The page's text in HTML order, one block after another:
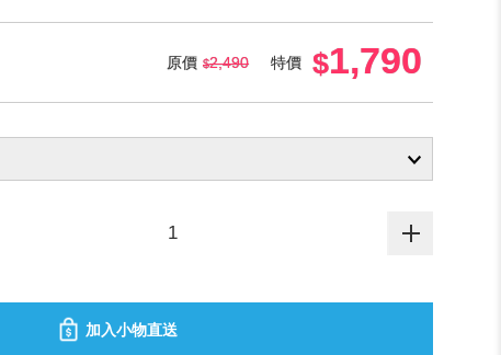
原價 2,490 特價 1,790
加入小物直送